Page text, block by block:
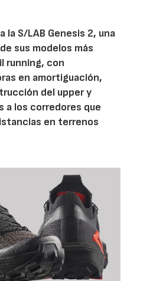
la S/LAB Genesis 2, una
sus modelos más
running, con
en amortiguación,
del upper y
a los corredores que
en terrenos